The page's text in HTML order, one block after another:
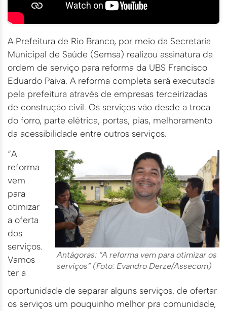
A Prefeitura de Rio Branco, por meio da Secretaria
Municipal de Saúde (Semsa) realizou assinatura da
ordem de serviço para reforma da UBS Francisco
Eduardo Paiva. A reforma completa será executada
pela prefeitura através de empresas terceirizadas
de construção civil. Os serviços vão desde a troca
do forro, parte elétrica, portas, pias, melhoramento
da acessibilidade entre outros serviços.
Antágoras: “A reforma vem para otimizar os
serviços” (Foto: Evandro Derze/Assecom)
“A
reforma
vem
para
otimizar
a oferta
dos
serviços.
Vamos
ter a
oportunidade de separar alguns serviços, de ofertar
os serviços um pouquinho melhor pra comunidade,